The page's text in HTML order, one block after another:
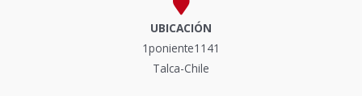
UBICACIÓN
1poniente1141
Talca-Chile